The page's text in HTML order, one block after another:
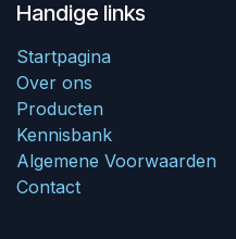
Handige links
Startpagina
Over ons
Producten
Kennisbank
Algemene Voorwaarden
Contact